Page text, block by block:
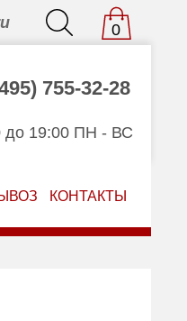
0
755-32-28
до 19:00 ПН - ВС
КОНТАКТЫ